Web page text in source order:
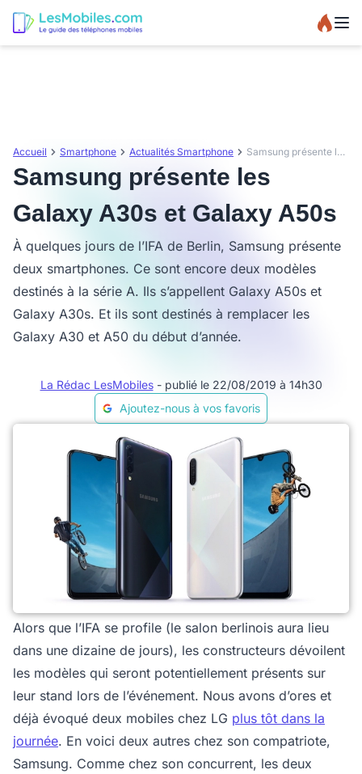
Accueil Smartphone Actualités Smartphone Samsung présente les Galaxy A30s et Galaxy A50s
Samsung présente les
Galaxy A30s et Galaxy A50s
À quelques jours de l’IFA de Berlin, Samsung présente
deux smartphones. Ce sont encore deux modèles
destinés à la série A. Ils s’appellent Galaxy A50s et
Galaxy A30s. Et ils sont destinés à remplacer les
Galaxy A30 et A50 du début d’année.
La Rédac LesMobiles - publié le 22/08/2019 à 14h30
Ajoutez-nous à vos favoris
Alors que l’IFA se profile (le salon berlinois aura lieu
dans une dizaine de jours), les constructeurs dévoilent
les modèles qui seront potentiellement présents sur
leur stand lors de l’événement. Nous avons d’ores et
déjà évoqué deux mobiles chez LG plus tôt dans la
journée. En voici deux autres chez son compatriote,
Samsung. Comme chez son concurrent, les deux